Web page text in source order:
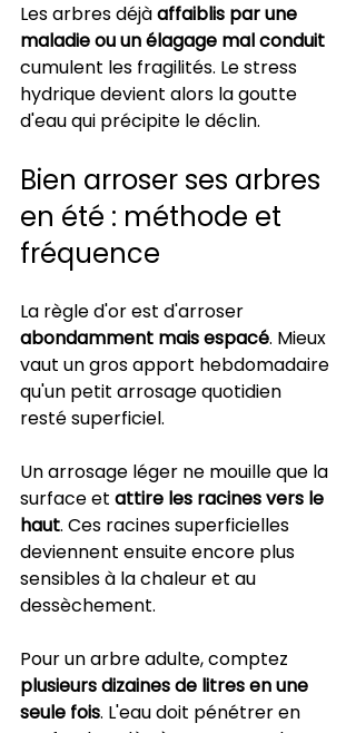
Les arbres déjà affaiblis par une
maladie ou un élagage mal conduit
cumulent les fragilités. Le stress
hydrique devient alors la goutte
d'eau qui précipite le déclin.
Bien arroser ses arbres
en été : méthode et
fréquence
La règle d'or est d'arroser
abondamment mais espacé. Mieux
vaut un gros apport hebdomadaire
qu'un petit arrosage quotidien
resté superficiel.
Un arrosage léger ne mouille que la
surface et attire les racines vers le
haut. Ces racines superficielles
deviennent ensuite encore plus
sensibles à la chaleur et au
dessèchement.
Pour un arbre adulte, comptez
plusieurs dizaines de litres en une
seule fois. L'eau doit pénétrer en